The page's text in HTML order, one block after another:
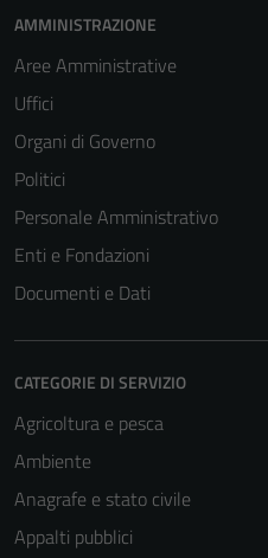
AMMINISTRAZIONE
Aree Amministrative
Uffici
Organi di Governo
Politici
Personale Amministrativo
Enti e Fondazioni
Documenti e Dati
CATEGORIE DI SERVIZIO
Agricoltura e pesca
Ambiente
Anagrafe e stato civile
Appalti pubblici